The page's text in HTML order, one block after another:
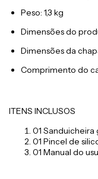
Peso: 1,3 kg
Dimensões do
Dimensões da
Comprimento do
ITENS INCLUSOS
01 Sanduicheira
01 Pincel de
01 Manual do